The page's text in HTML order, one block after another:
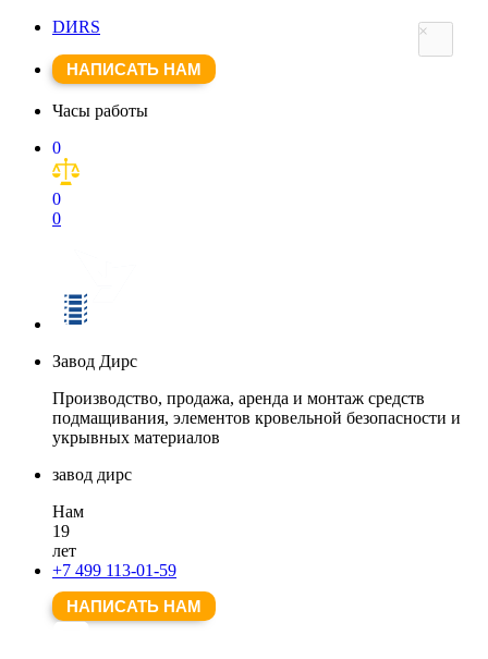
DИRS
НАПИСАТЬ НАМ
Часы работы
0
0
0
Завод Дирс
Производство, продажа, аренда и монтаж средств
подмащивания, элементов кровельной безопасности и
укрывных материалов
завод дирс
Нам
19
лет
+7 499 113-01-59
НАПИСАТЬ НАМ
×